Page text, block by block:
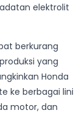
elektrolit
berkurang
yang
Honda
ke berbagai lini
motor, dan